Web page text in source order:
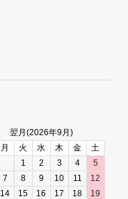
翌月(2026年9月)
月 火 水 木 金
土
1
2 3 4
5
7 8 9 10 11
12
14 15 16 17 18
19